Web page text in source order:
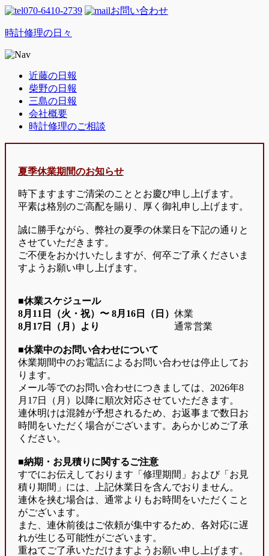
070-6410-2739 お問い合わせ
時計修理の日々
近藤の日報
柴野の日報
三島の日報
会社概要
時計修理のご相談
夏季休業期間のお知らせ
時下ますますご清栄のこととお慶び申し上げます。
平素は格別のご高配を賜り、厚く御礼申し上げます。
誠に勝手ながら、弊社の夏季の休業日を下記の通りと
させていただきます。
ご不便をおかけいたしますが、何卒ご了承くださいま
すようお願い申し上げます。
■休業スケジュール
8月11日（火・祝）〜 8月16日（日） 休業
8月17日（月）より
通常営業
■休業中のお問い合わせについて
休業期間中のお電話によるお問い合わせは停止してお
ります。
メール等でのお問い合わせにつきましては、2026年8
月17日（月）以降に順次対応させていただきます。
連休明けは混雑が予想されるため、お返事まで数日お
時間をいただく場合がございます。あらかじめご了承
ください。
■納期・お見積りに関するご注意
すでにお伝えしております「修理期間」および「お見
積り期間」には、上記休業日を含んでおりません。
連休を挟む場合は、通常よりもお時間をいただくこと
がございます。
また、連休前後はご依頼が集中するため、各対応に遅
れが生じる可能性がございます。
重ねてご了承いただけますようお願い申し上げます。